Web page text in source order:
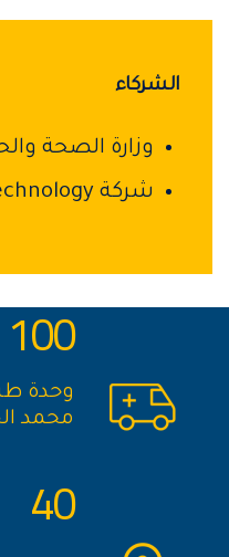
الشركاء
وزارة الصحة
شركة Mediot Technology
100
وحدة
محمد
40